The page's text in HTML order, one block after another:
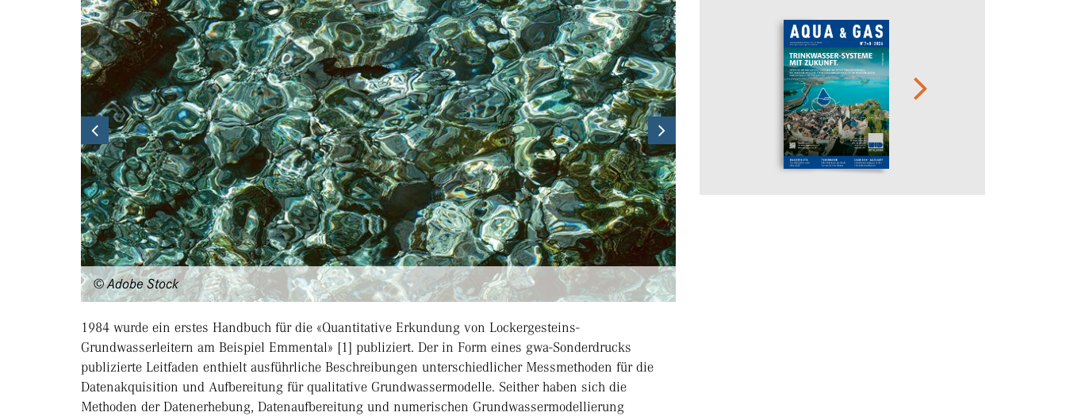
© Adobe Stock
Previous
1984 wurde ein erstes Handbuch für die «Quantitative Erkundung von Lockergesteins-
Grundwasserleitern am Beispiel Emmental» [1] publiziert. Der in Form eines gwa-Sonderdrucks
publizierte Leitfaden enthielt ausführliche Beschreibungen unterschiedlicher Messmethoden für die
Datenakquisition und Aufbereitung für qualitative Grundwassermodelle. Seither haben sich die
Methoden der Datenerhebung, Datenaufbereitung und numerischen Grundwassermodellierung